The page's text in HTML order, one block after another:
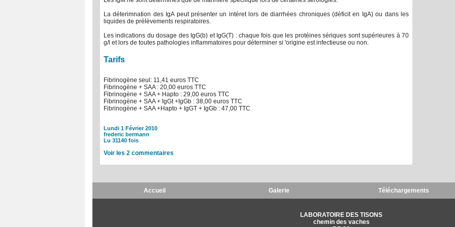
La déterimnation des IgA peut présenter un intéret lors de diarrhées chroniques (déficit en IgA) ou dans les
liquides de prélèvements respiratoires.
Les indications du dosage des IgG(b) et IgG(T) : chaque fois que les protéines sériques sont supérieures à 70
g/l et lors de toutes pathologies inflammatoires pour déterminer si 'origine est infectieuse ou non.
Tarifs
Fibrinogène seul: 11,41 euros TTC
Fibrinogène + SAA : 20,00 euros TTC
Fibrinogène + SAA + Hapto : 29,00 euros TTC
Fibrinogène + SAA + IgGt +IgGb : 38,00 euros TTC
Fibrinogène + SAA +Hapto + IgGT + IgGb : 47,00 TTC
Lundi 1 Février 2010
frederic bermann
Lu 31140 fois
Voir les 2 commentaires
Accueil Galerie Téléchargements
LABORATOIRE DES TISONS
chemin des vaches